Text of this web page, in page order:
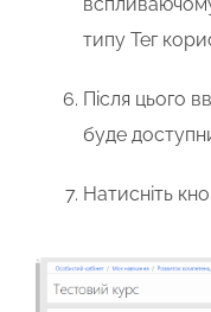
типу Тег
Після цього
буде
Натисніть